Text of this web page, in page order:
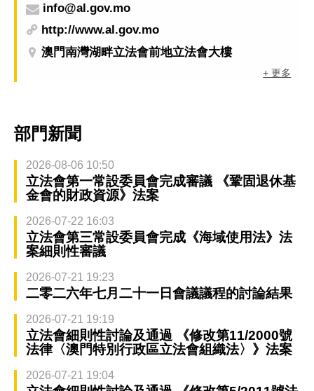
info@al.gov.mo
http://www.al.gov.mo
澳門南灣湖畔立法會前地立法會大樓
+ 更多
部門新聞
2026-08-06 10:50
立法會第一常設委員會完成審議 《鞏固退休基
金會的財政資源》法案
2026-07-22 16:03
立法會第三常設委員會完成《海域使用法》法
案細則性審議
2026-07-21 19:23
二零二六年七月二十一日會議議程的討論結果
2026-07-21 19:19
立法會細則性討論及通過 《修改第11/2000號
法律〈澳門特別行政區立法會組織法〉》法案
2026-07-21 19:04